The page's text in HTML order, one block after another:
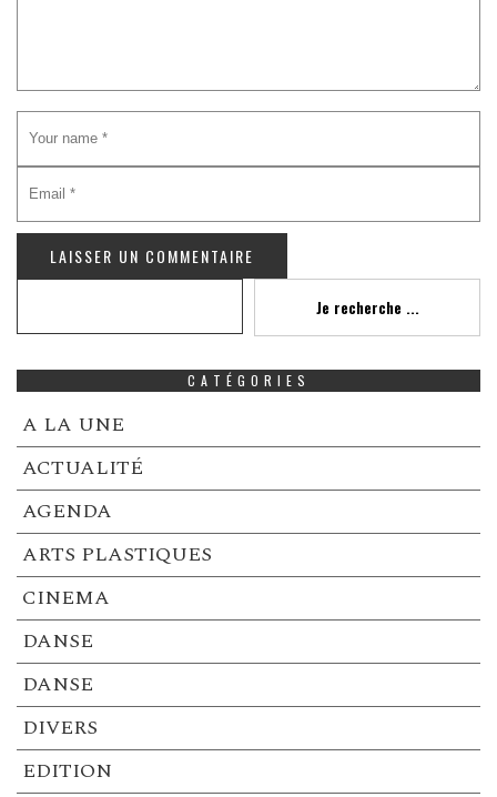
Je recherche ...
CATÉGORIES
A LA UNE
ACTUALITÉ
AGENDA
ARTS PLASTIQUES
CINEMA
DANSE
DANSE
DIVERS
EDITION